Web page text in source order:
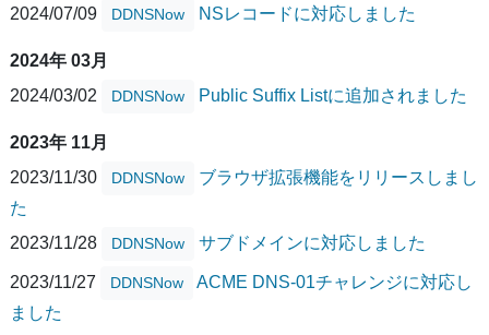
2024/07/09
DDNSNow NSレコードに対応しました
2024年 03月
2024/03/02
DDNSNow Public Suffix Listに追加されました
2023年 11月
2023/11/30
DDNSNow
ブラウザ拡張機能をリリースしまし
た
2023/11/28
DDNSNow サブドメインに対応しました
2023/11/27 DDNSNow
ACME DNS-01チャレンジに対応し
ました